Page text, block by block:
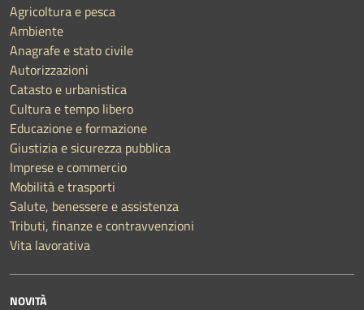
Agricoltura e pesca
Ambiente
Anagrafe e stato civile
Autorizzazioni
Catasto e urbanistica
Cultura e tempo libero
Educazione e formazione
Giustizia e sicurezza pubblica
Imprese e commercio
Mobilità e trasporti
Salute, benessere e assistenza
Tributi, finanze e contravvenzioni
Vita lavorativa
NOVITÀ